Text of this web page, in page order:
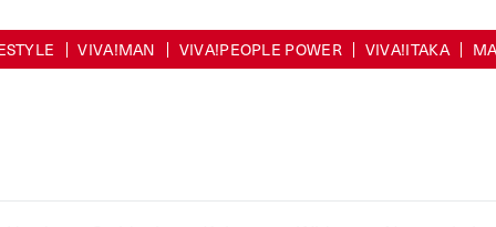
VIVA!MAN VIVA!PEOPLE POWER VIVA!ITAKA